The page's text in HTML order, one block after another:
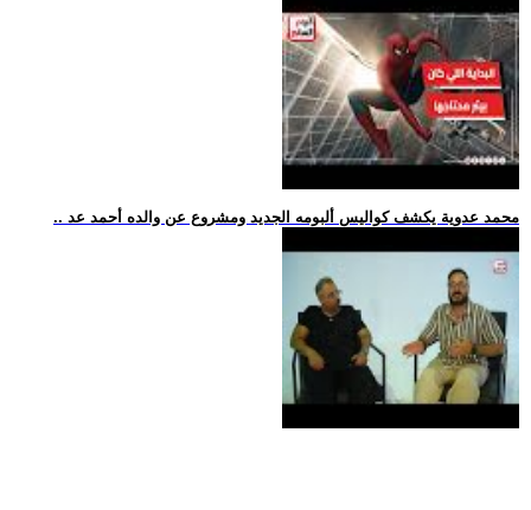
.. محمد عدوية يكشف كواليس ألبومه الجديد ومشروع عن والده أحمد عد